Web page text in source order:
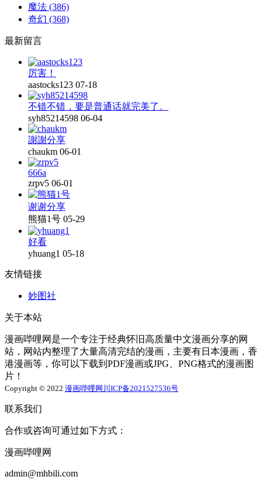
魔法 (386)
奇幻 (368)
最新留言
厉害！
aastocks123 07-18
不错不错，要是普通话就完美了。
syh85214598 06-04
謝謝分享
chaukm 06-01
666a
zrpv5 06-01
谢谢分享
熊猫1号 05-29
好看
yhuang1 05-18
友情链接
妙图社
关于本站
漫画哔哩网是一个专注于经典怀旧高质量中文漫画分享的网
站，网站内整理了大量高清完结的漫画，主要有日本漫画，香
港漫画等，你可以下载到PDF漫画或JPG、PNG格式的漫画图
片！
Copyright © 2022 漫画哔哩网 川ICP备2021527536号
联系我们
合作或咨询可通过如下方式：
漫画哔哩网
admin@mhbili.com